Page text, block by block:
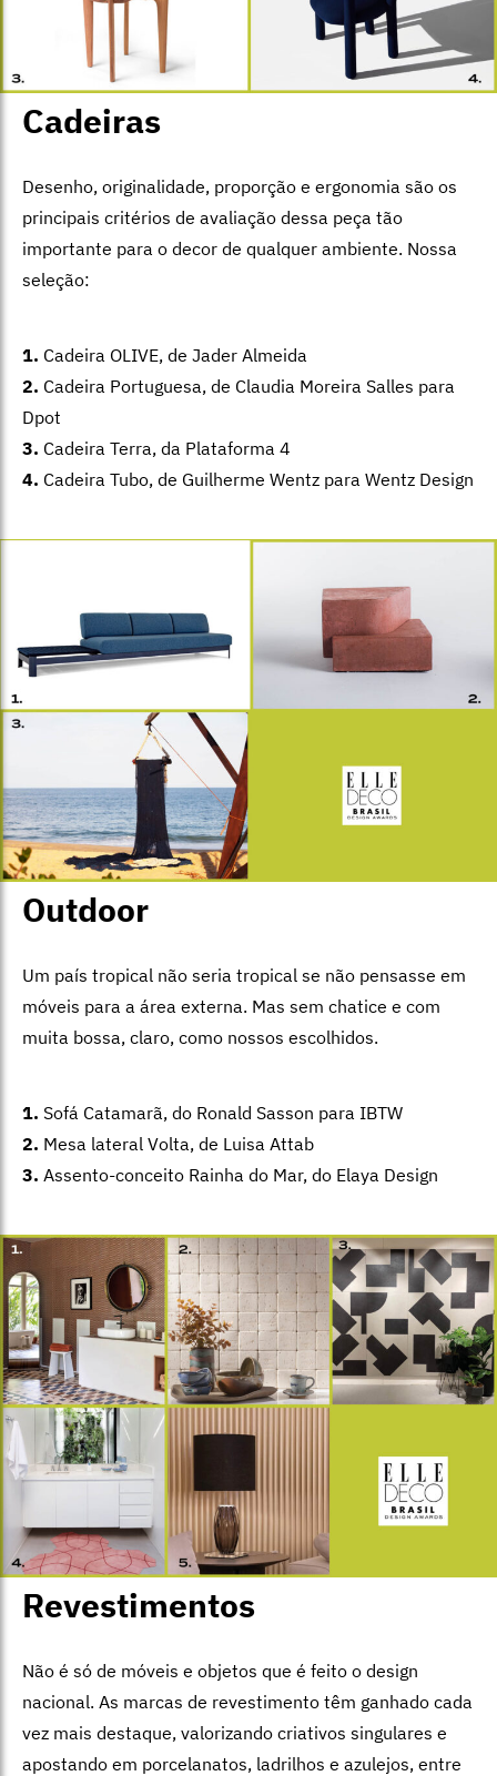
Cadeiras
Desenho, originalidade, proporção e ergonomia são os
principais critérios de avaliação dessa peça tão
importante para o decor de qualquer ambiente. Nossa
seleção:
1. Cadeira OLIVE, de Jader Almeida
2. Cadeira Portuguesa, de Claudia Moreira Salles para
Dpot
3. Cadeira Terra, da Plataforma 4
4. Cadeira Tubo, de Guilherme Wentz para Wentz Design
Outdoor
Um país tropical não seria tropical se não pensasse em
móveis para a área externa. Mas sem chatice e com
muita bossa, claro, como nossos escolhidos.
1. Sofá Catamarã, do Ronald Sasson para IBTW
2. Mesa lateral Volta, de Luisa Attab
3. Assento-conceito Rainha do Mar, do Elaya Design
Revestimentos
Não é só de móveis e objetos que é feito o design
nacional. As marcas de revestimento têm ganhado cada
vez mais destaque, valorizando criativos singulares e
apostando em porcelanatos, ladrilhos e azulejos, entre